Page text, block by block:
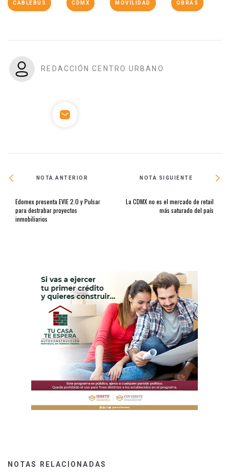
CABLEBÚS CDMX MOVILIDAD OBRAS
REDACCIÓN CENTRO URBANO
NOTA ANTERIOR
Edomex presenta EVIE 2.0 y Pulsar
para destrabar proyectos
inmobiliarios
NOTA SIGUIENTE
La CDMX no es el mercado de retail
más saturado del país
NOTAS RELACIONADAS